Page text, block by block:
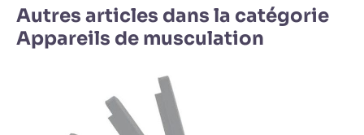
Autres articles dans la catégorie
Appareils de musculation